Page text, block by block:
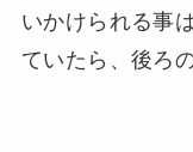
いかけられる事
ていたら、後ろ